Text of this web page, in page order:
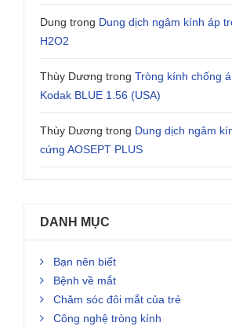
Dung trong Dung dịch ngâm kính áp
H2O2
Thùy Dương trong Tròng kính chống
Kodak BLUE 1.56 (USA)
Thùy Dương trong Dung dịch ngâm
cứng AOSEPT PLUS
DANH MỤC
Bạn nên biết
Bệnh về mắt
Chăm sóc đôi mắt của trẻ
Công nghệ tròng kính